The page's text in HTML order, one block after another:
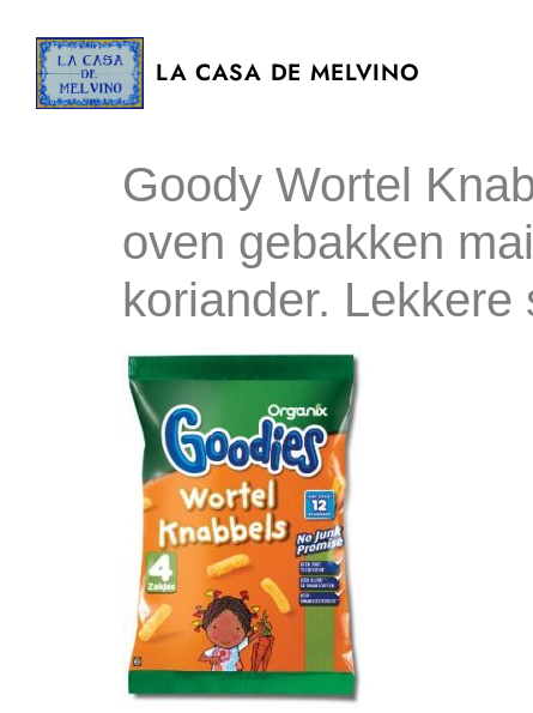
LA CASA DE MELVINO
Goody Wortel
oven gebakken
koriander.